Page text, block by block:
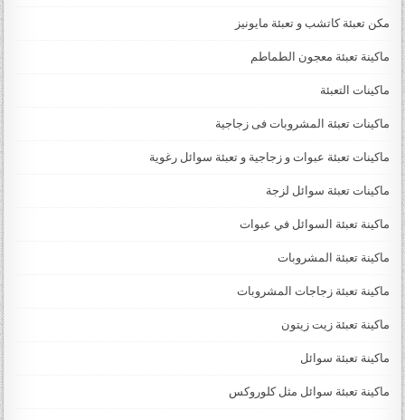
مكن تعبئة كاتشب و تعبئة مايونيز
ماكينة تعبئة معجون الطماطم
ماكينات التعبئة
ماكينات تعبئة المشروبات فى زجاجية
ماكينات تعبئة عبوات و زجاجية و تعبئة سوائل رغوية
ماكينات تعبئة سوائل لزجة
‏‏‏ماكينة تعبئة السوائل في عبوات
ماكينة تعبئة المشروبات
ماكينة تعبئة زجاجات المشروبات
ماكينة تعبئة زيت زيتون
ماكينة تعبئة سوائل
ماكينة تعبئة سوائل مثل كلوروكس